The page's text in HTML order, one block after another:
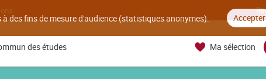
des fins de mesure d'audience (statistiques anonymes). Accepter
des études Ma sélection